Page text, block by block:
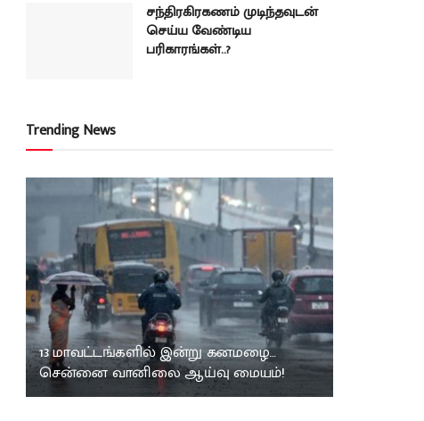
சந்திரகிரகணம் முடிந்தவுடன்
செய்ய வேண்டிய
பரிகாரங்கள்..?
Trending News
13 மாவட்டங்களில் இன்று கனமழை…
சென்னை வானிலை ஆய்வு மையம்!